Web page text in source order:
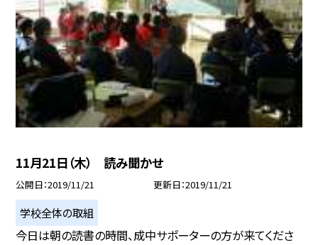
11月21日（木） 読み聞かせ
公開日 2019/11/21 更新日 2019/11/21
学校全体の取組
今日は朝の読書の時間、成中サポーターの方が来てくださ